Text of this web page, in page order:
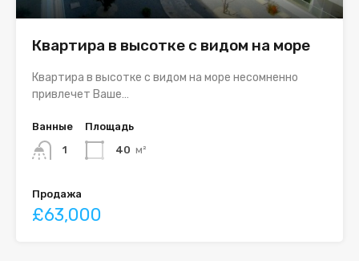
Квартира в высотке с видом на море
Квартира в высотке с видом на море несомненно
привлечет Ваше…
Ванные
1
Площадь
40 м²
Продажа
£63,000